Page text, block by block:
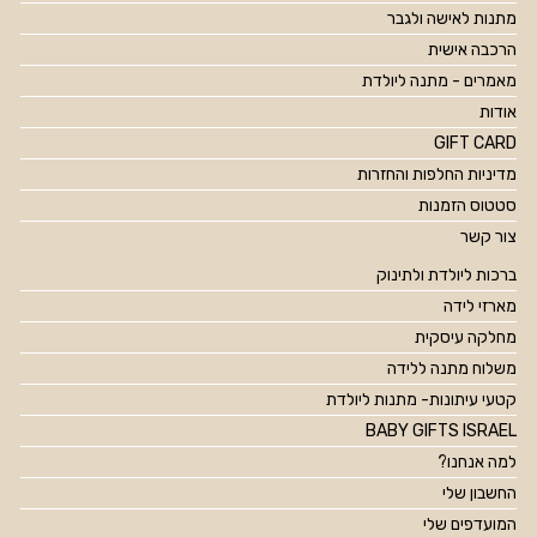
מתנות לאישה ולגבר
הרכבה אישית
מאמרים - מתנה ליולדת
אודות
GIFT CARD
מדיניות החלפות והחזרות
סטטוס הזמנות
צור קשר
ברכות ליולדת ולתינוק
מארזי לידה
מחלקה עיסקית
משלוח מתנה ללידה
קטעי עיתונות- מתנות ליולדת
BABY GIFTS ISRAEL
למה אנחנו?
החשבון שלי
המועדפים שלי